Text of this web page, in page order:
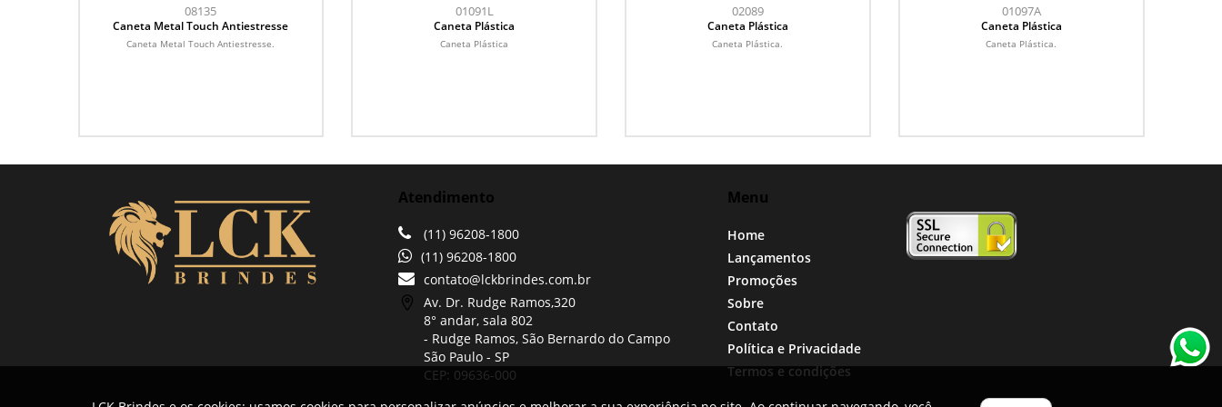
08135
Caneta Metal Touch Antiestresse
Caneta Metal Touch Antiestresse.
01091L
Caneta Plástica
Caneta Plástica
02089
Caneta Plástica
Caneta Plástica.
01097A
Caneta Plástica
Caneta Plástica.
Atendimento
(11) 96208-1800
(11) 96208-1800
contato@lckbrindes.com.br
Av. Dr. Rudge Ramos,320
8° andar, sala 802
- Rudge Ramos, São Bernardo do Campo
São Paulo -SP
CEP: 09636-000
Menu
Home
Lançamentos
Promoções
Sobre
Contato
Política e Privacidade
Termos e condições